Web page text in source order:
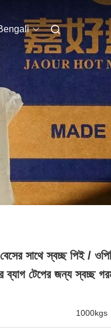
বেসের সাথে স্বচ্ছ পিই /
ব্যাগ টেপের জন্য স্বচ্ছ
1000kgs